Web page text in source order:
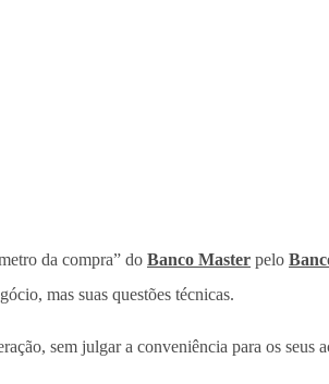
da compra” do Banco Master pelo
mas suas questões técnicas.
sem julgar a conveniência para os seus